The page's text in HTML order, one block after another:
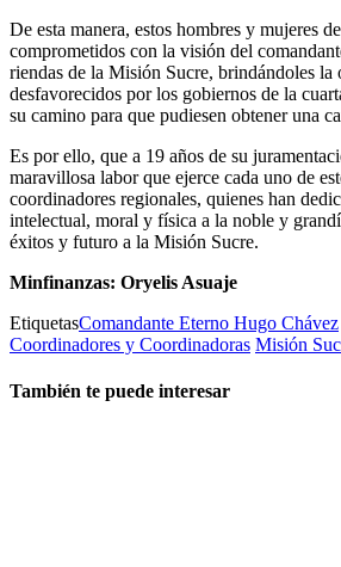
De esta manera, estos hombres y mujeres
comprometidos con la visión del
riendas de la Misión Sucre, brindándoles la
desfavorecidos por los gobiernos de la
su camino para que pudiesen obtener una
Es por ello, que a 19 años de su
maravillosa labor que ejerce cada uno de
coordinadores regionales, quienes han
intelectual, moral y física a la noble y
éxitos y futuro a la Misión Sucre.
Minfinanzas: Oryelis Asuaje
EtiquetasComandante Eterno Hugo Chávez
Coordinadores y Coordinadoras Misión
También te puede interesar